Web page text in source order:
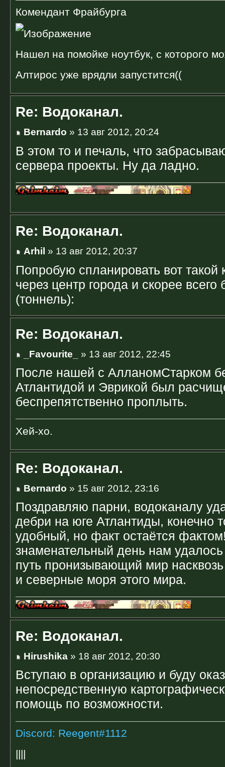
Комендант Фрайбурга
Нашел на помойке ноутбук, с которого
Алтирос уже врядли запустится((
Re: Водоканал.
Bernardo » 13 авг 2012, 20:24
В этом то и печаль, что
сервера проекты. Ну да ладно.
Re: Водоканал.
Arhil » 13 авг 2012, 20:37
Попробую спланировать вот такой
через центр города и скорее всего
(тоннель):
Re: Водоканал.
_Favourite_ » 13 авг 2012, 22:45
После нашей с АлланомСтарком
Атлантидой и Эврикой был
беспрепятственно проплыть.
Хей-хо.
Re: Водоканал.
Bernardo » 15 авг 2012, 23:16
Поздравляю парни, водоканалу
дебри на юге Атлантиды, конечно
удобный, но факт остаётся
знаменательный день нам
путь пронизывающий мир
и северные моря этого мира.
Re: Водоканал.
Hirushika » 18 авг 2012, 20:30
Вступаю в организацию и буду
непосредственную
помощь по возможности.
Discord: Reegent#1112
||||